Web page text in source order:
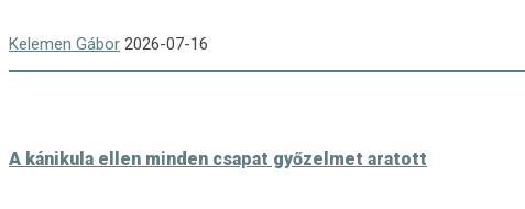
Kelemen Gábor 2026-07-16
A kánikula ellen minden csapat győzelmet aratott